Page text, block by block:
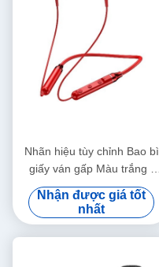
Nhãn hiệu tùy chỉnh Bao bì
giấy ván gấp Màu trắng /
Đen / Vàng hồng Hộp quà từ
tính sang trọng với nắp ruy
băng
Nhận được giá tốt
nhất